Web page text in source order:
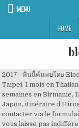
MENU
HOME
2017 - พินนี้ค้นพบโดย
Taipei. 1 mois en
semaines en Birmanie,
Japon, itinéraire
contacter via le
vous laisse pas